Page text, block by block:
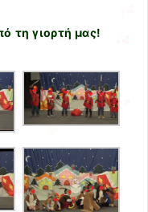
τη γιορτή μας!